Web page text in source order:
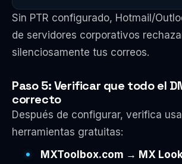
Sin PTR configurado, Hotmail/
de servidores corporativos
silenciosamente tus correos.
Paso 5: Verificar que todo el
correcto
Después de configurar, verifica
herramientas gratuitas:
MXToolbox.com → MX